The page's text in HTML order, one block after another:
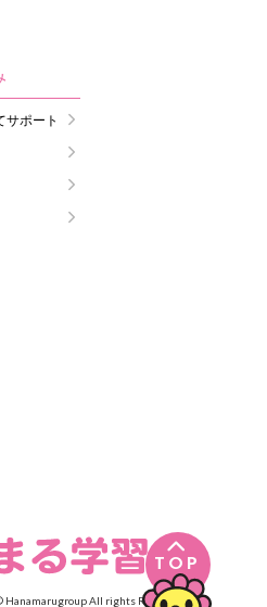
TOP
サポート
Hanamarugroup All rights Reserved.